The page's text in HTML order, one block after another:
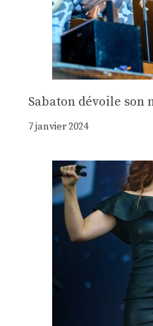
Sabaton dévoile son
7 janvier 2024